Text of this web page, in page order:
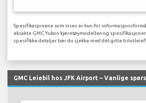
Spesifikasjonene som vises er kun for
eksakte GMC Yukon kjøretøymodellen og
spesifikke detaljer bør du sjekke med det gitte
GMC Leiebil hos JFK Airport – Vanlige